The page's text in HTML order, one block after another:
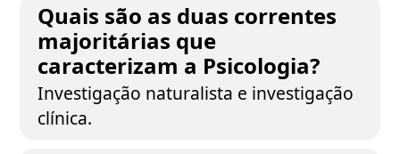
Quais são as duas correntes
majoritárias que
caracterizam a Psicologia?
Investigação naturalista e investigação
clínica.